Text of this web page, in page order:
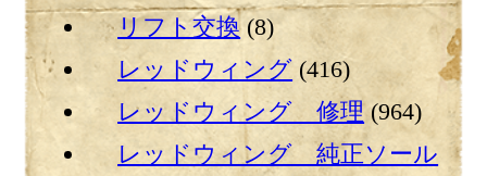
リフト交換(8)
レッドウィング (416)
レッドウィング 修理(964)
レッドウィング 純正ソール